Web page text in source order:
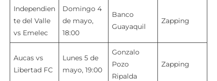
Independien
te del Valle
vs Emelec
Domingo 4
de mayo,
18:00
Banco
Guayaquil
Zapping
Aucas vs
Libertad FC
Lunes 5 de
mayo, 19:00
Gonzalo
Pozo
Ripalda
Zapping